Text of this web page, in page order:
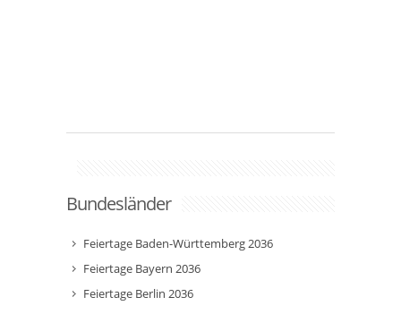
Bundesländer
Feiertage Baden-Württemberg 2036
Feiertage Bayern 2036
Feiertage Berlin 2036